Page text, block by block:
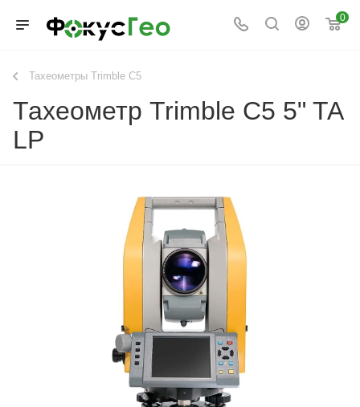
0
Тахеометры Trimble C5
Тахеометр Trimble C5 5" TA
LP